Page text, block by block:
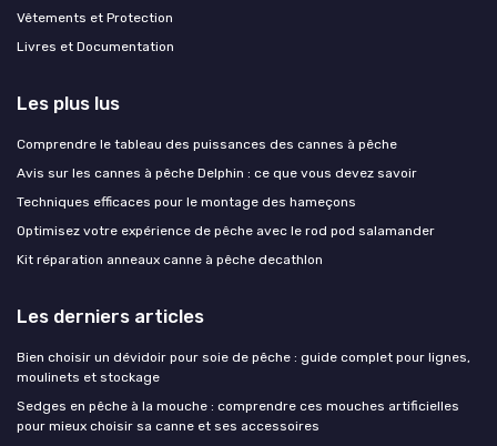
Vêtements et Protection
Livres et Documentation
Les plus lus
Comprendre le tableau des puissances des cannes à pêche
Avis sur les cannes à pêche Delphin : ce que vous devez savoir
Techniques efficaces pour le montage des hameçons
Optimisez votre expérience de pêche avec le rod pod salamander
Kit réparation anneaux canne à pêche decathlon
Les derniers articles
Bien choisir un dévidoir pour soie de pêche : guide complet pour lignes,
moulinets et stockage
Sedges en pêche à la mouche : comprendre ces mouches artificielles
pour mieux choisir sa canne et ses accessoires